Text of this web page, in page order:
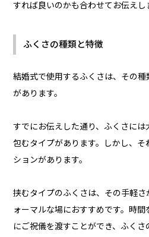
すれば良いのかも合わせてお伝えし
ふくさの種類と特徴
結婚式で使用するふくさは、その
があります。
すでにお伝えした通り、ふくさには
包むタイプがあります。しかし、
ションがあります。
挟むタイプのふくさは、その手軽
ォーマルな場におすすめです。時
にご祝儀を渡すことができ、ふく